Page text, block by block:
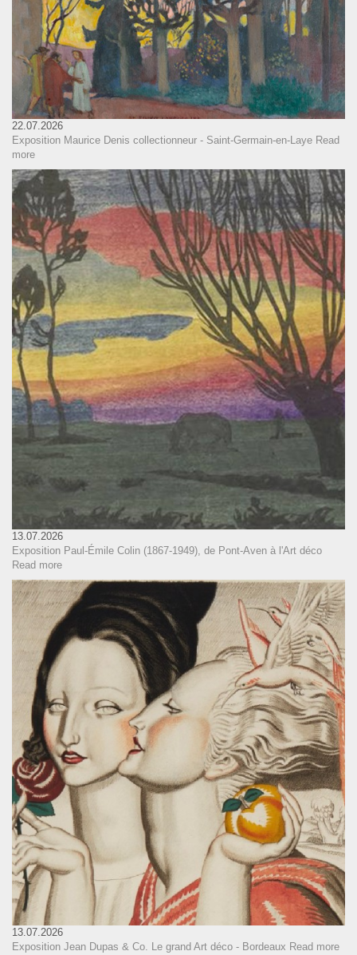
22.07.2026
Exposition Maurice Denis collectionneur - Saint-Germain-en-Laye Read
more
13.07.2026
Exposition Paul-Émile Colin (1867-1949), de Pont-Aven à l'Art déco
Read more
13.07.2026
Exposition Jean Dupas & Co. Le grand Art déco - Bordeaux Read more